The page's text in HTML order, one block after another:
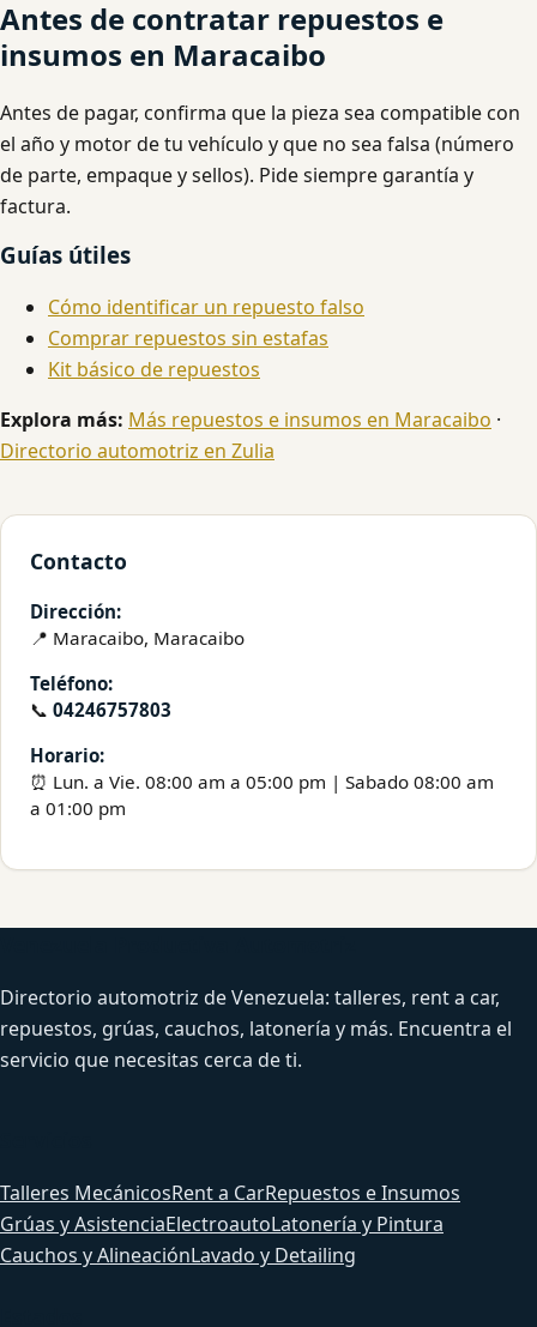
Antes de contratar repuestos e
insumos en Maracaibo
Antes de pagar, confirma que la pieza sea compatible con
el año y motor de tu vehículo y que no sea falsa (número
de parte, empaque y sellos). Pide siempre garantía y
factura.
Guías útiles
Cómo identificar un repuesto falso
Comprar repuestos sin estafas
Kit básico de repuestos
Explora más: Más repuestos e insumos en Maracaibo ·
Directorio automotriz en Zulia
Contacto
Dirección:
📍 Maracaibo, Maracaibo
Teléfono:
📞 04246757803
Horario:
⏰ Lun. a Vie. 08:00 am a 05:00 pm | Sabado 08:00 am
a 01:00 pm
Directorio automotriz de Venezuela: talleres, rent a car,
repuestos, grúas, cauchos, latonería y más. Encuentra el
servicio que necesitas cerca de ti.
Talleres MecánicosRent a CarRepuestos e Insumos
Grúas y AsistenciaElectroautoLatonería y Pintura
Cauchos y AlineaciónLavado y Detailing